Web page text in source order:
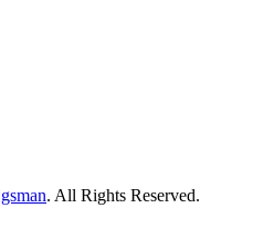
. All Rights Reserved.